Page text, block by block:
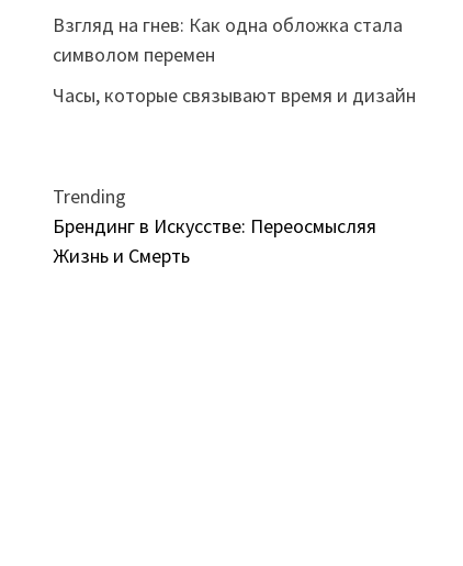
Взгляд на гнев: Как одна обложка стала
символом перемен
Часы, которые связывают время и дизайн
Trending
Брендинг в Искусстве: Переосмысляя
Жизнь и Смерть